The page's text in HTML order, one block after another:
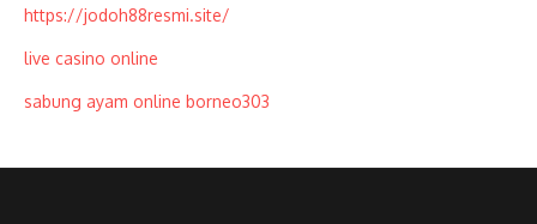
https://jodoh88resmi.site/
live casino online
sabung ayam online borneo303